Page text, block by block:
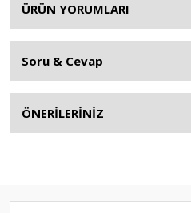
ÜRÜN YORUMLARI
Soru & Cevap
ÖNERİLERİNİZ